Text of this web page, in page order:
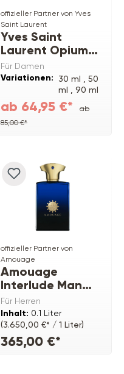
offizieller Partner von Yves
Saint Laurent
Yves Saint
Laurent Opium
EDP
Für Damen
Variationen: 30 ml , 50
ml , 90 ml
ab 64,95 €*
ab
85,00 €*
offizieller Partner von
Amouage
Amouage
Interlude Man
EDP
Für Herren
Inhalt: 0.1 Liter
(3.650,00 €* / 1 Liter)
365,00 €*